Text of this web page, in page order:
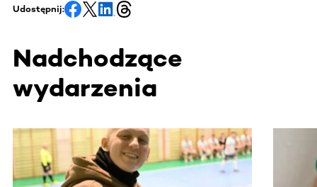
Udostępnij:
Nadchodzące
wydarzenia
Ta sekcja zawiera treści przewijane w poziomie. Użyj